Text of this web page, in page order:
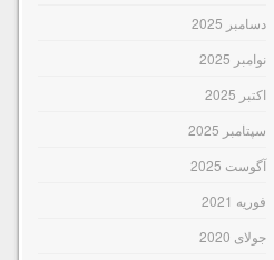
دسامبر 2025
نوامبر 2025
اکتبر 2025
سپتامبر 2025
آگوست 2025
فوریه 2021
جولای 2020